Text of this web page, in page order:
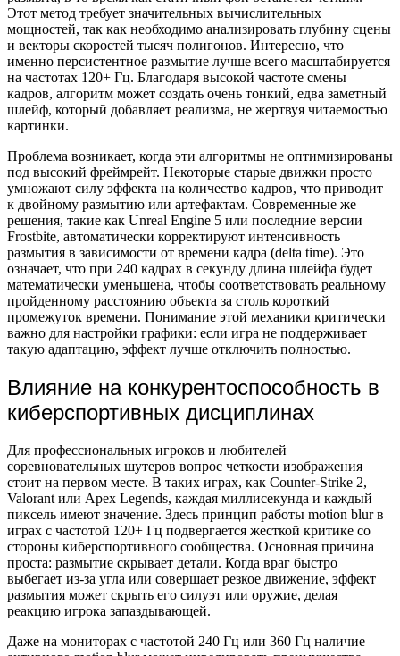
Этот метод требует значительных вычислительных
мощностей, так как необходимо анализировать глубину сцены
и векторы скоростей тысяч полигонов. Интересно, что
именно персистентное размытие лучше всего масштабируется
на частотах 120+ Гц. Благодаря высокой частоте смены
кадров, алгоритм может создать очень тонкий, едва заметный
шлейф, который добавляет реализма, не жертвуя читаемостью
картинки.
Проблема возникает, когда эти алгоритмы не оптимизированы
под высокий фреймрейт. Некоторые старые движки просто
умножают силу эффекта на количество кадров, что приводит
к двойному размытию или артефактам. Современные же
решения, такие как Unreal Engine 5 или последние версии
Frostbite, автоматически корректируют интенсивность
размытия в зависимости от времени кадра (delta time). Это
означает, что при 240 кадрах в секунду длина шлейфа будет
математически уменьшена, чтобы соответствовать реальному
пройденному расстоянию объекта за столь короткий
промежуток времени. Понимание этой механики критически
важно для настройки графики: если игра не поддерживает
такую адаптацию, эффект лучше отключить полностью.
Влияние на конкурентоспособность в
киберспортивных дисциплинах
Для профессиональных игроков и любителей
соревновательных шутеров вопрос четкости изображения
стоит на первом месте. В таких играх, как Counter-Strike 2,
Valorant или Apex Legends, каждая миллисекунда и каждый
пиксель имеют значение. Здесь принцип работы motion blur в
играх с частотой 120+ Гц подвергается жесткой критике со
стороны киберспортивного сообщества. Основная причина
проста: размытие скрывает детали. Когда враг быстро
выбегает из-за угла или совершает резкое движение, эффект
размытия может скрыть его силуэт или оружие, делая
реакцию игрока запаздывающей.
Даже на мониторах с частотой 240 Гц или 360 Гц наличие